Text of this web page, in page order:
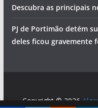
Descubra as principais
PJ de Portimão detém
deles ficou gravemente
Copyright © 2026